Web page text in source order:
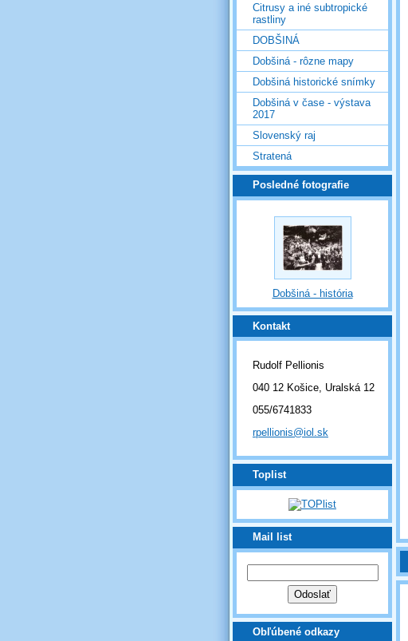
Citrusy a iné subtropické
rastliny
DOBŠINÁ
Dobšiná - rôzne mapy
Dobšiná historické snímky
Dobšiná v čase - výstava
2017
Slovenský raj
Stratená
Posledné fotografie
Dobšiná - história
Kontakt
Rudolf Pellionis
040 12 Košice, Uralská 12
055/6741833
rpellionis@iol.sk
Toplist
Mail list
Obľúbené odkazy